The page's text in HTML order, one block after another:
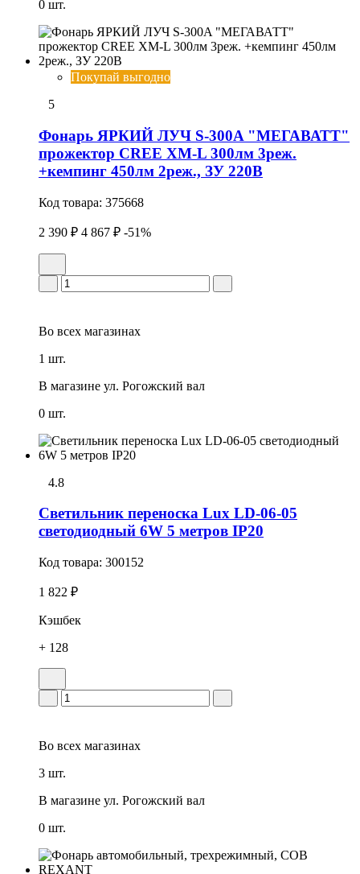
0 шт.
Покупай выгодно
5
Фонарь ЯРКИЙ ЛУЧ S-300A "МЕГАВАТТ"
прожектор CREE XM-L 300лм 3реж.
+кемпинг 450лм 2реж., ЗУ 220В
Код товара: 375668
2 390 ₽ 4 867 ₽ -51%
Во всех магазинах
1 шт.
В магазине ул. Рогожский вал
0 шт.
4.8
Светильник переноска Lux LD-06-05
светодиодный 6W 5 метров IP20
Код товара: 300152
1 822 ₽
Кэшбек
+ 128
Во всех магазинах
3 шт.
В магазине ул. Рогожский вал
0 шт.